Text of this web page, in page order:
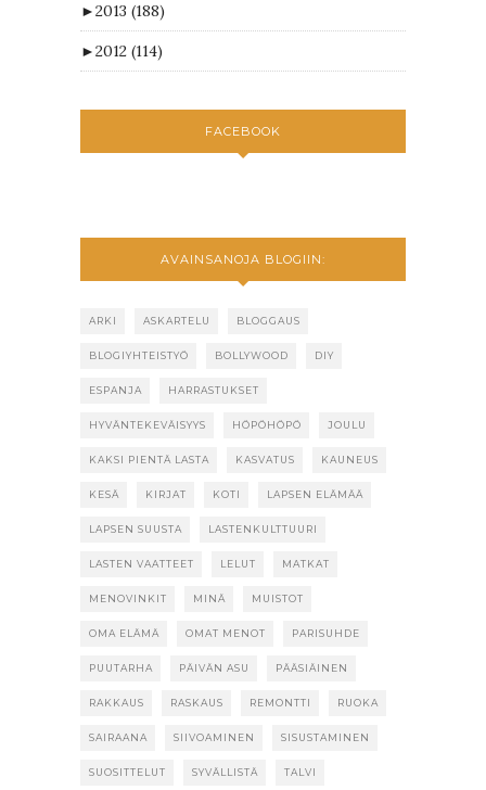
►2013 (188)
►2012 (114)
FACEBOOK
AVAINSANOJA BLOGIIN:
ARKI ASKARTELU BLOGGAUS
BLOGIYHTEISTYÖ BOLLYWOOD DIY
ESPANJA HARRASTUKSET
HYVÄNTEKEVÄISYYS HÖPÖHÖPÖ JOULU
KAKSI PIENTÄ LASTA KASVATUS KAUNEUS
KESÄ KIRJAT KOTI LAPSEN ELÄMÄÄ
LAPSEN SUUSTA LASTENKULTTUURI
LASTEN VAATTEET LELUT MATKAT
MENOVINKIT MINÄ MUISTOT
OMA ELÄMÄ OMAT MENOT PARISUHDE
PUUTARHA PÄIVÄN ASU PÄÄSIÄINEN
RAKKAUS RASKAUS REMONTTI RUOKA
SAIRAANA SIIVOAMINEN SISUSTAMINEN
SUOSITTELUT SYVÄLLISTÄ TALVI